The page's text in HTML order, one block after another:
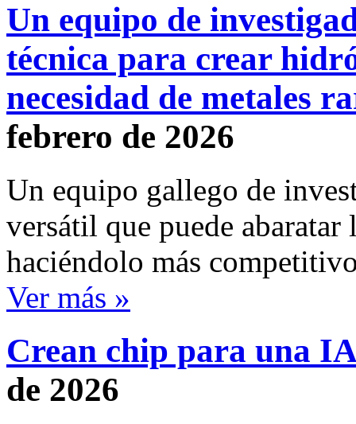
Un equipo de
técnica para crear
necesidad de metales
febrero de 2026
Un equipo gallego de
versátil que puede
haciéndolo más
Ver más »
Crean chip para una
de 2026